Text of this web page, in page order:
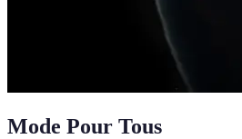
Mode Pour Tous